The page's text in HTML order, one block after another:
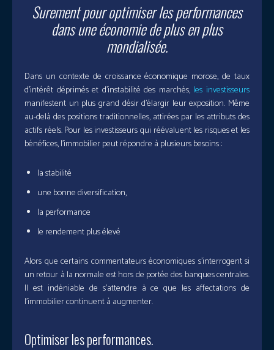
Surement pour optimiser les performances
dans une économie de plus en plus
mondialisée.
Dans un contexte de croissance économique morose, de taux
d’intérêt déprimés et d’instabilité des marchés, les investisseurs
manifestent un plus grand désir d’élargir leur exposition. Même
au-delà des positions traditionnelles, attirées par les attributs des
actifs réels. Pour les investisseurs qui réévaluent les risques et les
bénéfices, l’immobilier peut répondre à plusieurs besoins :
la stabilité
une bonne diversification,
la performance
le rendement plus élevé
Alors que certains commentateurs économiques s’interrogent si
un retour à la normale est hors de portée des banques centrales.
Il est indéniable de s’attendre à ce que les affectations de
l’immobilier continuent à augmenter.
Optimiser les performances.